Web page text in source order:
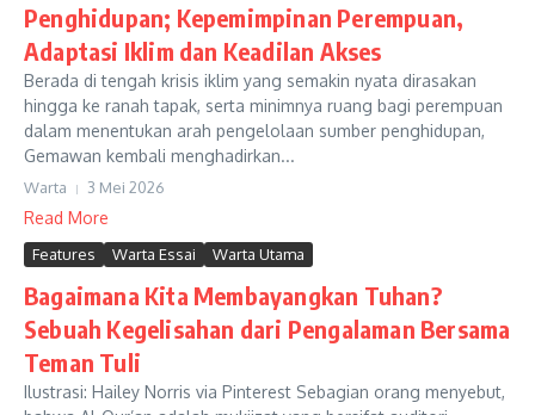
Penghidupan; Kepemimpinan Perempuan,
Adaptasi Iklim dan Keadilan Akses
Berada di tengah krisis iklim yang semakin nyata dirasakan
hingga ke ranah tapak, serta minimnya ruang bagi perempuan
dalam menentukan arah pengelolaan sumber penghidupan,
Gemawan kembali menghadirkan...
Warta 3 Mei 2026
Read More
Features Warta Essai Warta Utama
Bagaimana Kita Membayangkan Tuhan?
Sebuah Kegelisahan dari Pengalaman Bersama
Teman Tuli
Ilustrasi: Hailey Norris via Pinterest Sebagian orang menyebut,